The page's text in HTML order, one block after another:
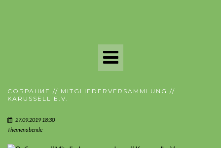
Toggle
Navigation
СОБРАНИЕ // MITGLIEDERVERSAMMLUNG //
KARUSSELL E.V.
27.09.2019 18:30
Themenabende